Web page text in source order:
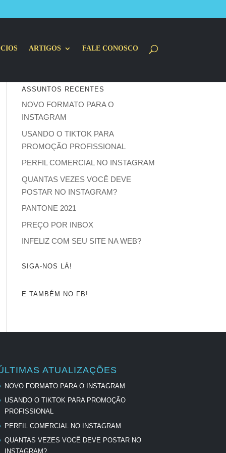
ARTIGOS FALE CONOSCO
ASSUNTOS RECENTES
NOVO FORMATO PARA O
INSTAGRAM
USANDO O TIKTOK PARA
PROMOÇÃO PROFISSIONAL
PERFIL COMERCIAL NO INSTAGRAM
QUANTAS VEZES VOCÊ DEVE
POSTAR NO INSTAGRAM?
PANTONE 2021
PREÇO POR INBOX
INFELIZ COM SEU SITE NA WEB?
SIGA-NOS LÁ!
E TAMBÉM NO FB!
ATUALIZAÇÕES
NOVO FORMATO PARA O INSTAGRAM
USANDO O TIKTOK PARA PROMOÇÃO
PROFISSIONAL
PERFIL COMERCIAL NO INSTAGRAM
QUANTAS VEZES VOCÊ DEVE POSTAR NO
INSTAGRAM?